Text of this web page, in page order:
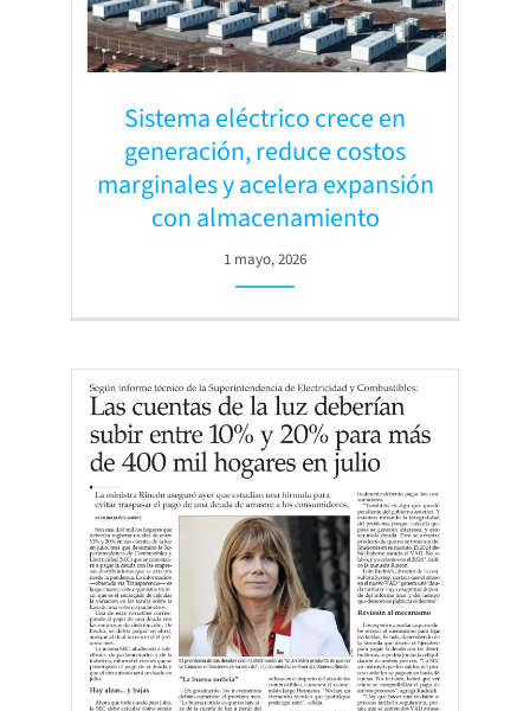
Sistema eléctrico crece en
generación, reduce costos
marginales y acelera expansión
con almacenamiento
1 mayo, 2026